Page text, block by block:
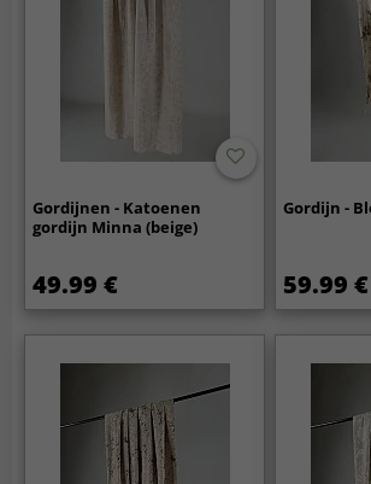
Gordijnen - Katoenen
gordijn Minna (beige)
49.99 €
Gordijn -
59.99 €